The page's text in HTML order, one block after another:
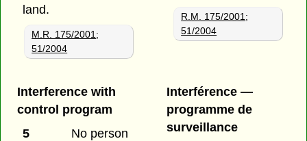
land.
M.R. 175/2001 ;
51/2004
R.M. 175/2001 ;
51/2004
Interference with
control program
5
No person
Interférence —
programme de
surveillance